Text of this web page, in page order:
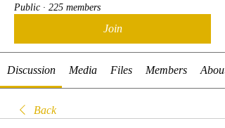
Public · 225 members
Join
Discussion Media Files Members About
Back